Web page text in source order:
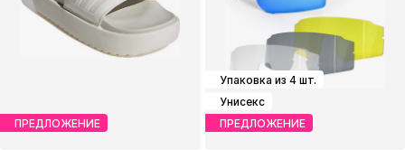
ПРЕДЛОЖЕНИЕ
Упаковка из 4 шт.
Унисекс
ПРЕДЛОЖЕНИЕ